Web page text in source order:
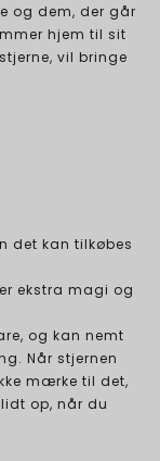
og dem, der går
hjem til sit
vil bringe
det kan tilkøbes
ekstra magi og
og kan nemt
Når stjernen
mærke til det,
op, når du